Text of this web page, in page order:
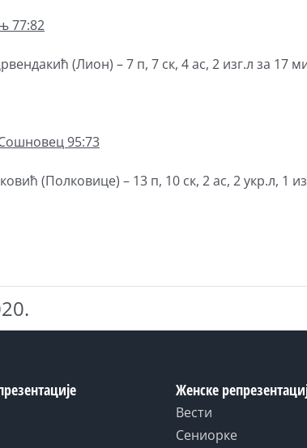
77:82
(Лион) – 7 п, 7 ск, 4 ас, 2 изг.л за 17
95:73
(Полковице) – 13 п, 10 ск, 2 ас, 2 укр.л, 1
Женске
Вести
Сениорке